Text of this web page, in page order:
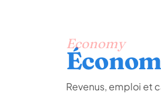
Economy
Revenus, emploi et